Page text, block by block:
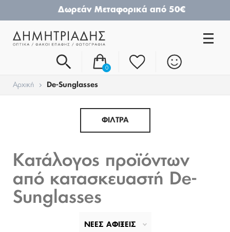
Δωρεάν Μεταφορικά από 50€
0
Αρχική De-Sunglasses
ΦΙΛΤΡΑ
Κατάλογος προϊόντων
από κατασκευαστή De-
Sunglasses
ΝΕΕΣ ΑΦΙΞΕΙΣ